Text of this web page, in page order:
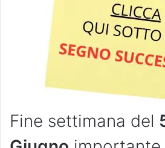
Fine settimana del